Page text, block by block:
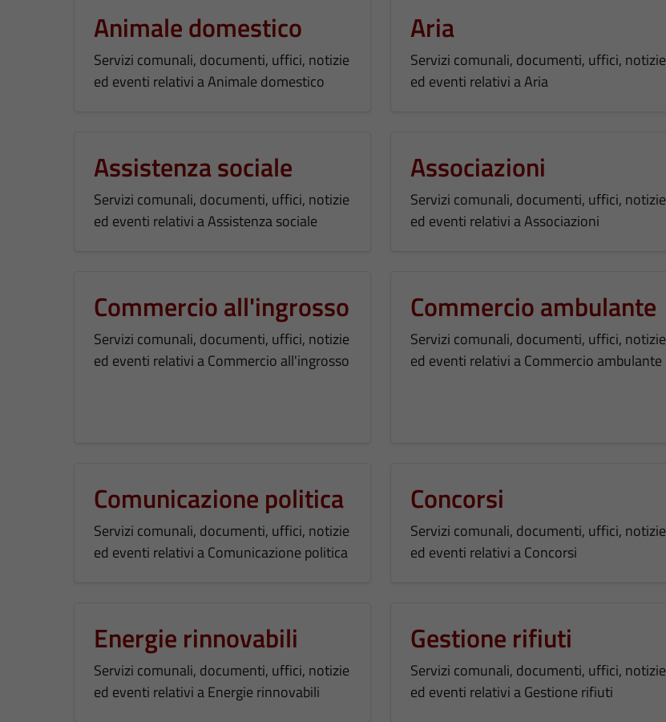
Animale domestico
Servizi comunali, documenti, uffici, notizie
ed eventi relativi a Animale domestico
Aria
Servizi comunali, documenti, uffici, notizie
ed eventi relativi a Aria
Assistenza sociale
Servizi comunali, documenti, uffici, notizie
ed eventi relativi a Assistenza sociale
Associazioni
Servizi comunali, documenti, uffici, notizie
ed eventi relativi a Associazioni
Commercio all'ingrosso
Servizi comunali, documenti, uffici, notizie
ed eventi relativi a Commercio all'ingrosso
Commercio ambulante
Servizi comunali, documenti, uffici, notizie
ed eventi relativi a Commercio ambulante
Comunicazione politica
Servizi comunali, documenti, uffici, notizie
ed eventi relativi a Comunicazione politica
Concorsi
Servizi comunali, documenti, uffici, notizie
ed eventi relativi a Concorsi
Energie rinnovabili
Servizi comunali, documenti, uffici, notizie
ed eventi relativi a Energie rinnovabili
Gestione rifiuti
Servizi comunali, documenti, uffici, notizie
ed eventi relativi a Gestione rifiuti